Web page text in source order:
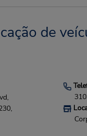
de